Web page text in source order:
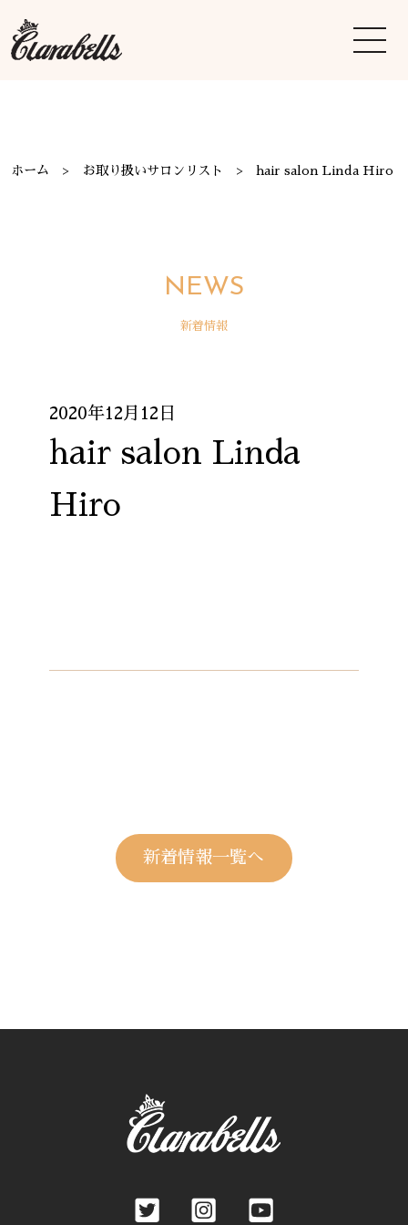
ホーム お取り扱いサロンリスト hair salon Linda Hiro
NEWS
新着情報
2020年12月12日
hair salon Linda
Hiro
新着情報一覧へ